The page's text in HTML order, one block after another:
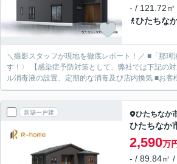
- / 121.72㎡
ひたちな
＼撮影スタッフが現地を徹底レポート！／ ■「那
す！〉 【感染症予防対策として、弊社では下記の
ル消毒液の設置、定期的な消毒及び店内換気 ■お
新築一戸建 ひたちなか
ひたちな
2,590万
- / 89.84㎡ /